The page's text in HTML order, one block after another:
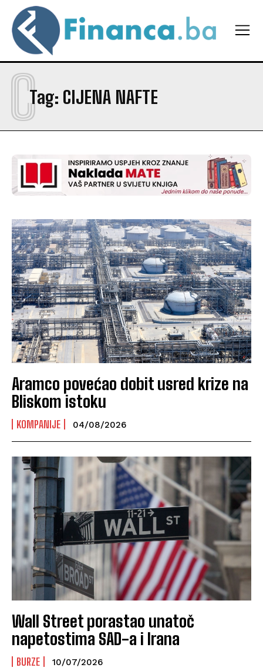
Tag: CIJENA NAFTE
C
Aramco povećao dobit usred krize na
Bliskom istoku
KOMPANIJE 04/08/2026
Wall Street porastao unatoč
napetostima SAD-a i Irana
BURZE 10/07/2026